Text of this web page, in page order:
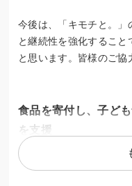
今後は、「キモチと。」
と継続性を強化するこ
と思います。皆様のご協
食品を寄付し、子ど
を支援
区内各所に回収ボック